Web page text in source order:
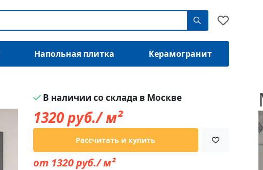
Напольная плитка Керамогранит
В наличии со склада в Москве
1320руб./ м²
Рассчитать и купить
от 1320 руб./ м²